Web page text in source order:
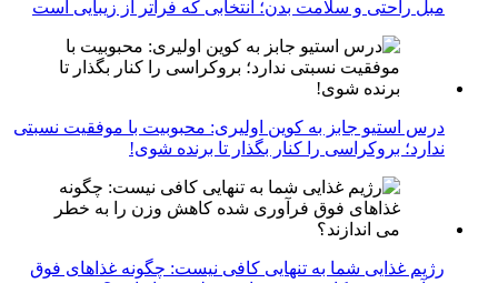
مبل راحتی و سلامت بدن؛ انتخابی که فراتر از زیبایی است
درس استیو جابز به کوین اولیری: محبوبیت با موفقیت نسبتی
ندارد؛ بروکراسی را کنار بگذار تا برنده شوی!
رژیم غذایی شما به تنهایی کافی نیست: چگونه غذاهای فوق